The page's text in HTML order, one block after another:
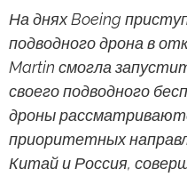
На днях Boeing
подводного дрона в
Martin смогла
своего подводного
дроны
приоритетных
Китай и Россия,